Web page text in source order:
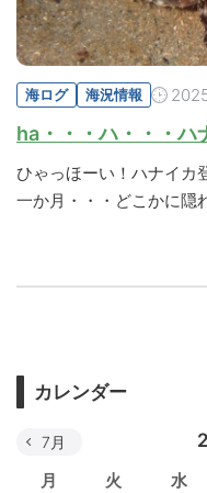
海ログ 海況情報
ha・・・ハ・・・ハ
ひゃっほーい！ハナイカ
一か月・・・どこかに隠
カレンダー
月 火 水
7月